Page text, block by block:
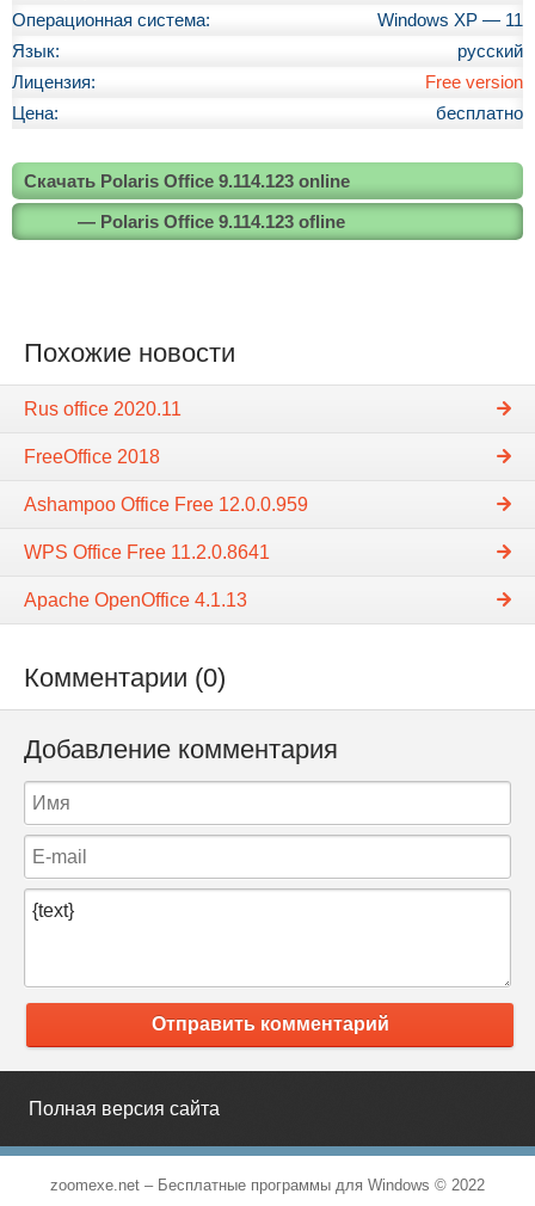
Операционная система:
Windows XP — 11
Язык:
русский
Лицензия:
Free version
Цена:
бесплатно
Скачать Polaris Office 9.114.123 online
— Polaris Office 9.114.123 ofline
Похожие новости
Rus office 2020.11
FreeOffice 2018
Ashampoo Office Free 12.0.0.959
WPS Office Free 11.2.0.8641
Apache OpenOffice 4.1.13
Комментарии (0)
Добавление комментария
Отправить комментарий
Полная версия сайта
zoomexe.net – Бесплатные программы для Windows © 2022